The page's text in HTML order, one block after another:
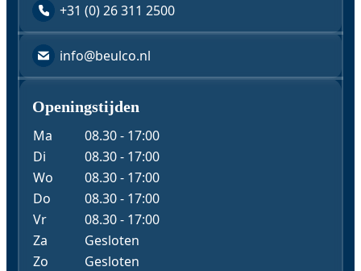
+31 (0) 26 311 2500
info@beulco.nl
Openingstijden
Ma
08.30 - 17:00
Di
08.30 - 17:00
Wo
08.30 - 17:00
Do
08.30 - 17:00
Vr
08.30 - 17:00
Za
Gesloten
Zo
Gesloten